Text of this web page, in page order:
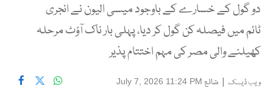
دو گول کے خسارے کے باوجود میسی الیون نے انجری
ٹائم میں فیصلہ کن گول کر دیا، پہلی بار ناک آؤٹ مرحلہ
کھیلنے والی مصر کی مہم اختتام پذیر
ویب ڈیسک | شائع July 7, 2026 11:24 PM